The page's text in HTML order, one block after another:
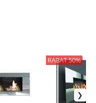
RABAT 50%